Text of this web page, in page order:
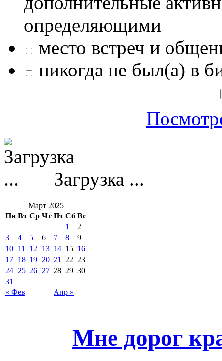
определяющими
место встреч и
никогда не был(а) в
Загрузка ...
Март 2025
Пн Вт Ср Чт Пт Сб Вс
« Фев Апр »
1
2
3
4 5 6 7 8
9
10 11 12 13 14 15 16
17 18 19 20 21 22 23
24 25 26 27 28 29 30
31
Мне дорог